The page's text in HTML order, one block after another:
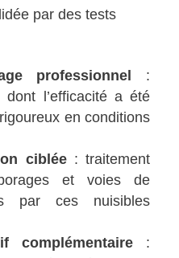
par des tests
professionnel :
dont l’efficacité a été
en conditions
ciblée: traitement
et voies de
par ces nuisibles
complémentaire: